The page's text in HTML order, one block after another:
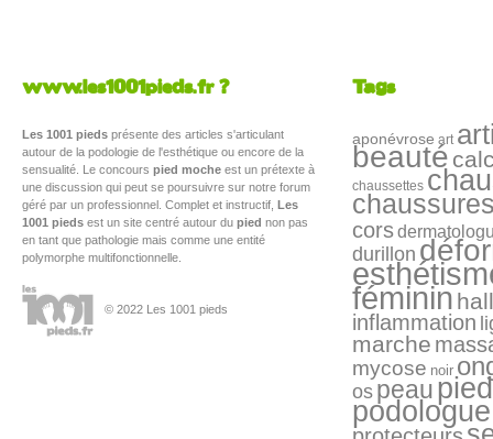
www.les1001pieds.fr ?
Les 1001 pieds présente des articles s'articulant
autour de la podologie de l'esthétique ou encore de la
sensualité. Le concours pied moche est un prétexte à
une discussion qui peut se poursuivre sur notre forum
géré par un professionnel. Complet et instructif,
Les
1001 pieds est un site centré autour du pied non pas
en tant que pathologie mais comme une entité
polymorphe multifonctionnelle.
© 2022 Les 1001 pieds
Tags
aponévrose art
beauté
chaussettes
cors
durillon
féminin
inflammation
marche
mycose noir
ospeaupied
podologue